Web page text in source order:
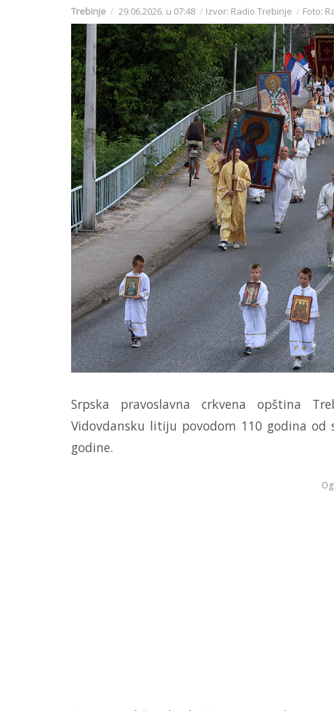
Trebinje 29.06.2026. u 07:48 Izvor: Radio Trebinje Foto:
Srpska pravoslavna crkvena opština
Vidovdansku litiju povodom 110 godina od
godine.